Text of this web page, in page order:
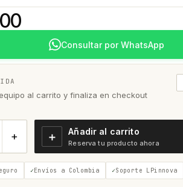
Consultar por WhatsApp
al carrito y finaliza en checkout
+ ＋ Añadir al carrito
Reserva tu producto ahora
Envíos a Colombia Soporte LPinnova